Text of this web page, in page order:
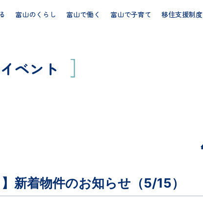
富山のくらし 富山で働く 富山で子育て 移住支援制度
ベント
新着物件のお知らせ（5/15）